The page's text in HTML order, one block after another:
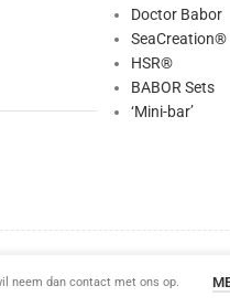
Doctor Babor
SeaCreation®
HSR®
BABOR Sets
‘Mini-bar’
neem dan contact met ons op.
Policy and